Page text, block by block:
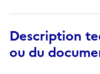
Description
ou du